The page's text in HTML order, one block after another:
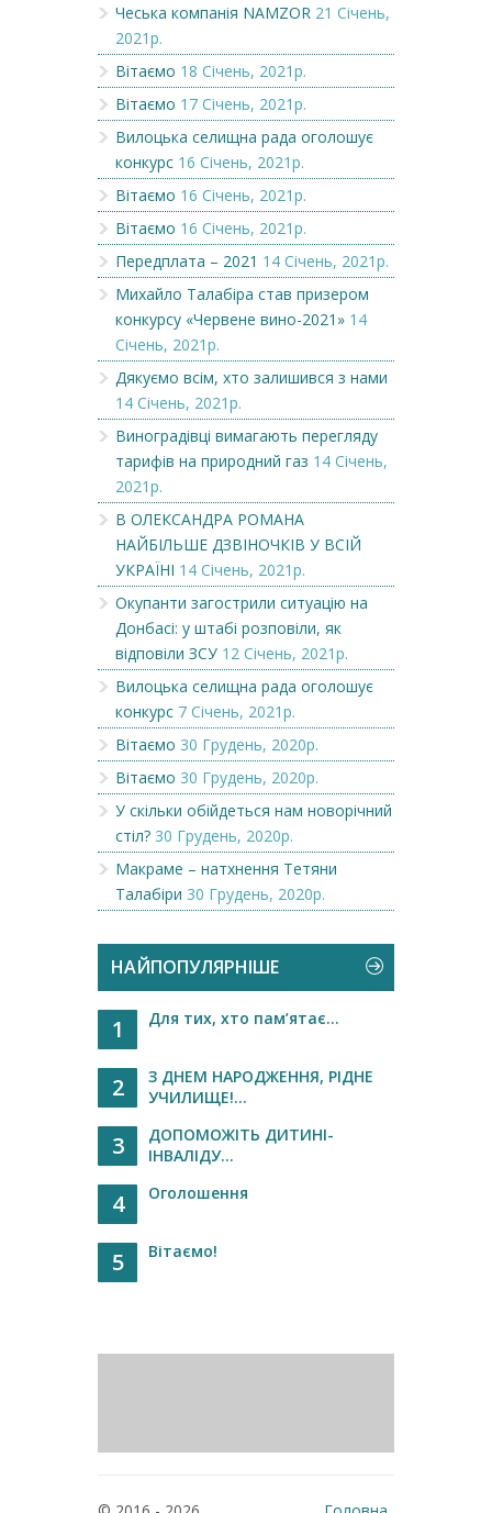
Чеська компанія NAMZOR 21 Січень,
2021р.
Вітаємо 18 Січень, 2021р.
Вітаємо 17 Січень, 2021р.
Вилоцька селищна рада оголошує
конкурс 16 Січень, 2021р.
Вітаємо 16 Січень, 2021р.
Вітаємо 16 Січень, 2021р.
Передплата – 2021 14 Січень, 2021р.
Михайло Талабіра став призером
конкурсу «Червене вино-2021» 14
Січень, 2021р.
Дякуємо всім, хто залишився з нами
14 Січень, 2021р.
Виноградівці вимагають перегляду
тарифів на природний газ 14 Січень,
2021р.
В ОЛЕКСАНДРА РОМАНА
НАЙБІЛЬШЕ ДЗВІНОЧКІВ У ВСІЙ
УКРАЇНІ 14 Січень, 2021р.
Окупанти загострили ситуацію на
Донбасі: у штабі розповіли, як
відповіли ЗСУ 12 Січень, 2021р.
Вилоцька селищна рада оголошує
конкурс 7 Січень, 2021р.
Вітаємо 30 Грудень, 2020р.
Вітаємо 30 Грудень, 2020р.
У скільки обійдеться нам новорічний
стіл? 30 Грудень, 2020р.
Макраме – натхнення Тетяни
Талабіри 30 Грудень, 2020р.
НАЙПОПУЛЯРНІШЕ
1 Для тих, хто пам’ятає…
2
З ДНЕМ НАРОДЖЕННЯ, РІДНЕ
УЧИЛИЩЕ!...
3
ДОПОМОЖІТЬ ДИТИНІ-
ІНВАЛІДУ...
4 Оголошення
5 Вітаємо!